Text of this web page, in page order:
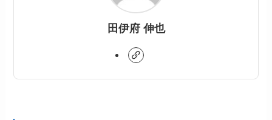
田伊府 伸也